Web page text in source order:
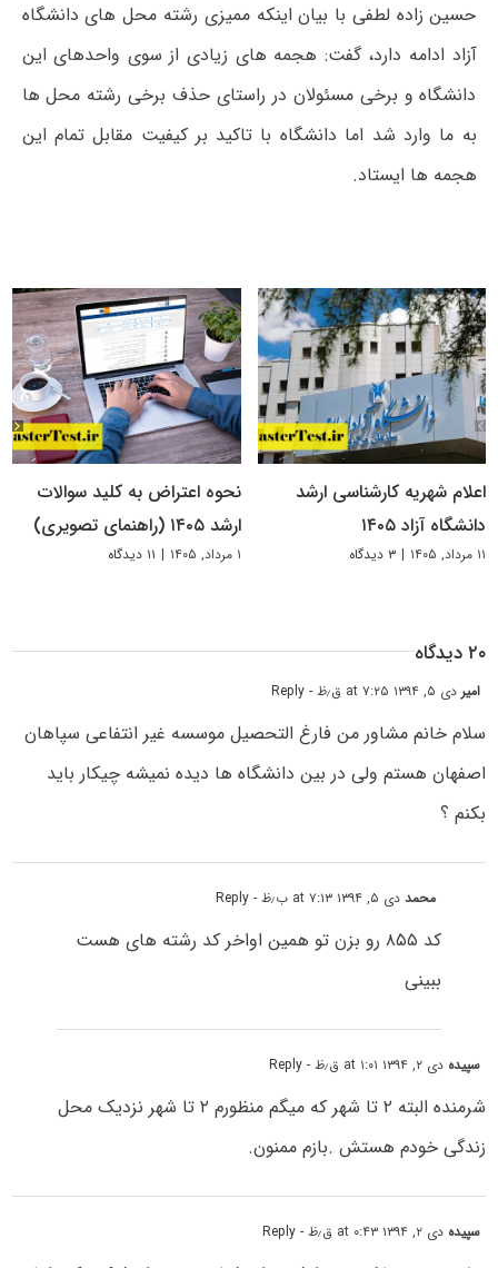
حسین زاده لطفی با بیان اینکه ممیزی رشته محل های دانشگاه
آزاد ادامه دارد، گفت: هجمه های زیادی از سوی واحدهای این
دانشگاه و برخی مسئولان در راستای حذف برخی رشته محل ها
به ما وارد شد اما دانشگاه با تاکید بر کیفیت مقابل تمام این
هجمه ها ایستاد.
اعلام شهریه کارشناسی ارشد
دانشگاه آزاد ۱۴۰۵
۱۱ مرداد, ۱۴۰۵ | ۳ دیدگاه
نحوه اعتراض به کلید سوالات
ارشد ۱۴۰۵ (راهنمای تصویری)
۱ مرداد, ۱۴۰۵ | ۱۱ دیدگاه
۲۰ دیدگاه
امیردی ۵, ۱۳۹۴ at ۷:۲۵ ق٫ظ - Reply
سلام خانم مشاور من فارغ التحصیل موسسه غیر انتفاعی سپاهان
اصفهان هستم ولی در بین دانشگاه ها دیده نمیشه چیکار باید
بکنم ؟
محمددی ۵, ۱۳۹۴ at ۷:۱۳ ب٫ظ - Reply
کد ۸۵۵ رو بزن تو همین اواخر کد رشته های هست
ببینی
سپیده دی ۲, ۱۳۹۴ at ۱:۰۱ ق٫ظ - Reply
شرمنده البته ۲ تا شهر که میگم منظورم ۲ تا شهر نزدیک محل
زندگی خودم هستش .بازم ممنون.
سپیده دی ۲, ۱۳۹۴ at ۰:۴۳ ق٫ظ - Reply